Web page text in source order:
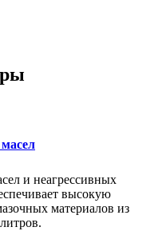
и неагрессивных
высокую
материалов из